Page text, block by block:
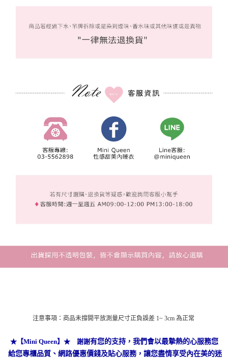
注意事項：商品未撐開平放測量尺寸正負誤差 1~ 3cm 為正常
★【Mini Queen】★ 謝謝有您的支持， 我們會以最摯熱的心服務您
給您專櫃品質、網路優惠價錢及貼心服務，讓您盡情享受內在美的迷